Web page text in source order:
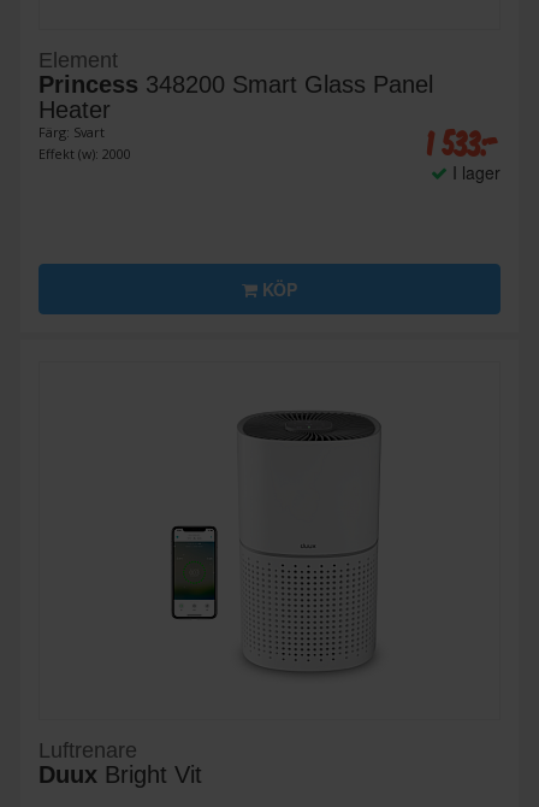
Element
Princess 348200 Smart Glass Panel
Heater
Färg: Svart
Effekt (w): 2000
1 533:-
I lager
KÖP
Luftrenare
Duux Bright Vit